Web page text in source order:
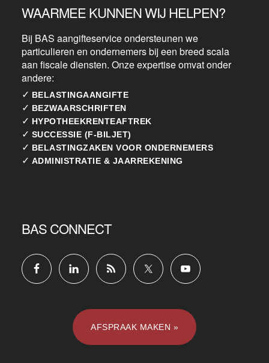
WAARMEE KUNNEN WIJ HELPEN?
Bij BAS aangifteservice ondersteunen we
particulieren en ondernemers bij een breed scala
aan fiscale diensten. Onze expertise omvat onder
andere:
✓ BELASTINGAANGIFTE
✓ BEZWAARSCHRIFTEN
✓ HYPOTHEEKRENTEAFTREK
✓ SUCCESSIE (F-BILJET)
✓ BELASTINGZAKEN VOOR ONDERNEMERS
✓ ADMINISTRATIE & JAARREKENING
BAS CONNECT
AFSPRAAK MAKEN »